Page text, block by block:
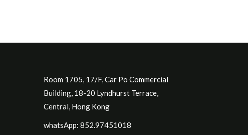
Room 1705, 17/F, Car Po Commercial
Building, 18-20 Lyndhurst Terrace,
Central, Hong Kong
whatsApp: 852.97451018